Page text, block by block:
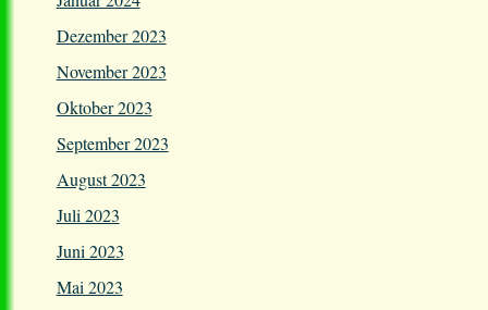
Dezember 2023
November 2023
Oktober 2023
September 2023
August 2023
Juli 2023
Juni 2023
Mai 2023